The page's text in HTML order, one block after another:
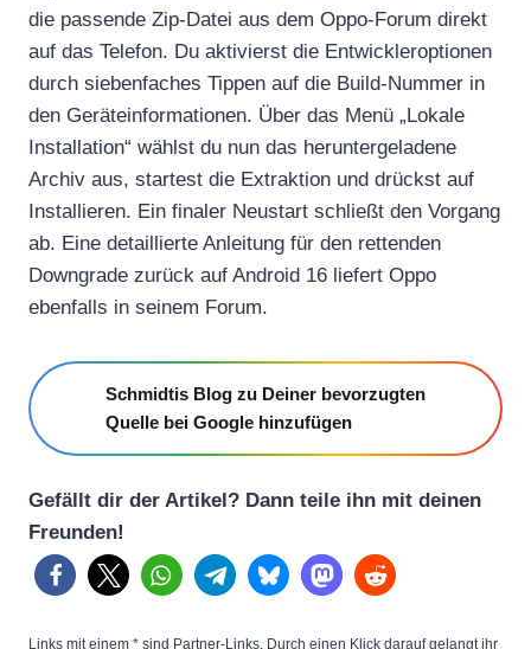
die passende Zip-Datei aus dem Oppo-Forum direkt
auf das Telefon. Du aktivierst die Entwickleroptionen
durch siebenfaches Tippen auf die Build-Nummer in
den Geräteinformationen. Über das Menü „Lokale
Installation“ wählst du nun das heruntergeladene
Archiv aus, startest die Extraktion und drückst auf
Installieren. Ein finaler Neustart schließt den Vorgang
ab. Eine detaillierte Anleitung für den rettenden
Downgrade zurück auf Android 16 liefert Oppo
ebenfalls in seinem Forum.
Schmidtis Blog zu Deiner bevorzugten
Quelle bei Google hinzufügen
Gefällt dir der Artikel? Dann teile ihn mit deinen
Freunden!
Links mit einem * sind Partner-Links. Durch einen Klick darauf gelangt ihr